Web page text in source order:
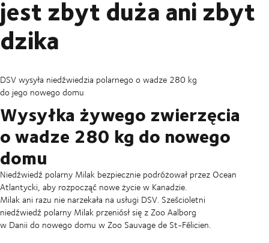
jest zbyt duża ani zbyt
dzika
DSV wysyła niedźwiedzia polarnego o wadze 280 kg
do jego nowego domu
Wysyłka żywego zwierzęcia
o wadze 280 kg do nowego
domu
Niedźwiedź polarny Milak bezpiecznie podróżował przez Ocean
Atlantycki, aby rozpocząć nowe życie w Kanadzie.
Milak ani razu nie narzekała na usługi DSV. Sześcioletni
niedźwiedź polarny Milak przeniósł się z Zoo Aalborg
w Danii do nowego domu w Zoo Sauvage de St-Félicien.